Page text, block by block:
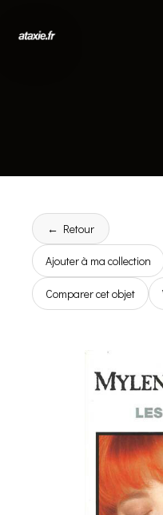
← Retour
Ajouter à ma collection
Comparer cet objet